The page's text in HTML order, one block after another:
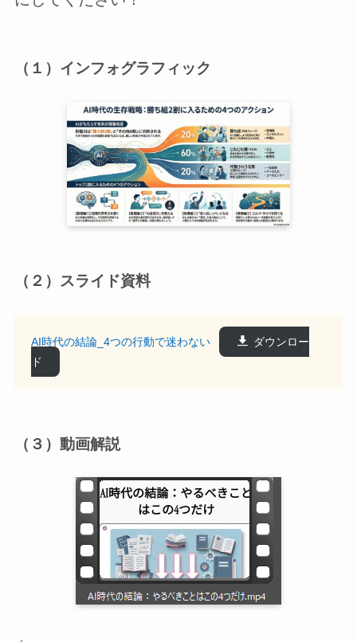
（１）インフォグラフィック
（２）スライド資料
AI時代の結論_4つの行動で迷わない
ダウンロー
ド
（３）動画解説